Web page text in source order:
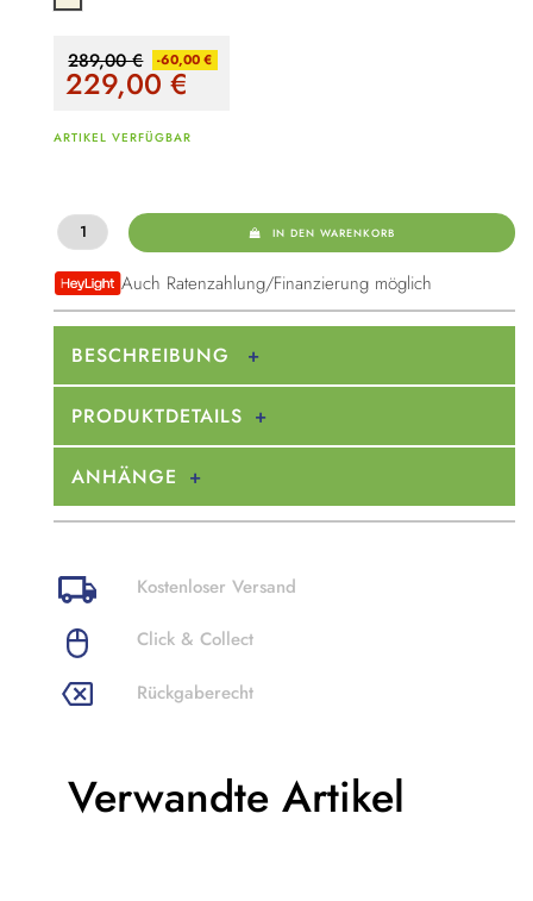
289,00 € -60,00 €
229,00€
ARTIKEL VERFÜGBAR
IN DEN WARENKORB
Auch Ratenzahlung/Finanzierung möglich
BESCHREIBUNG
PRODUKTDETAILS
ANHÄNGE
Kostenloser Versand
Click & Collect
Rückgaberecht
Verwandte Artikel